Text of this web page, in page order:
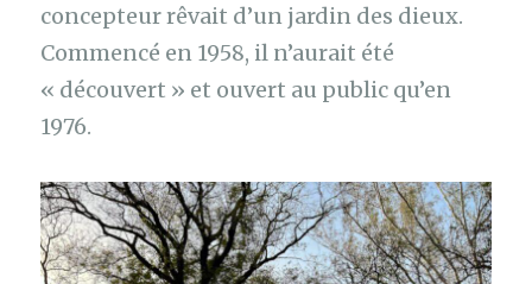
concepteur rêvait d’un jardin des dieux.
Commencé en 1958, il n’aurait été
« découvert » et ouvert au public qu’en
1976.